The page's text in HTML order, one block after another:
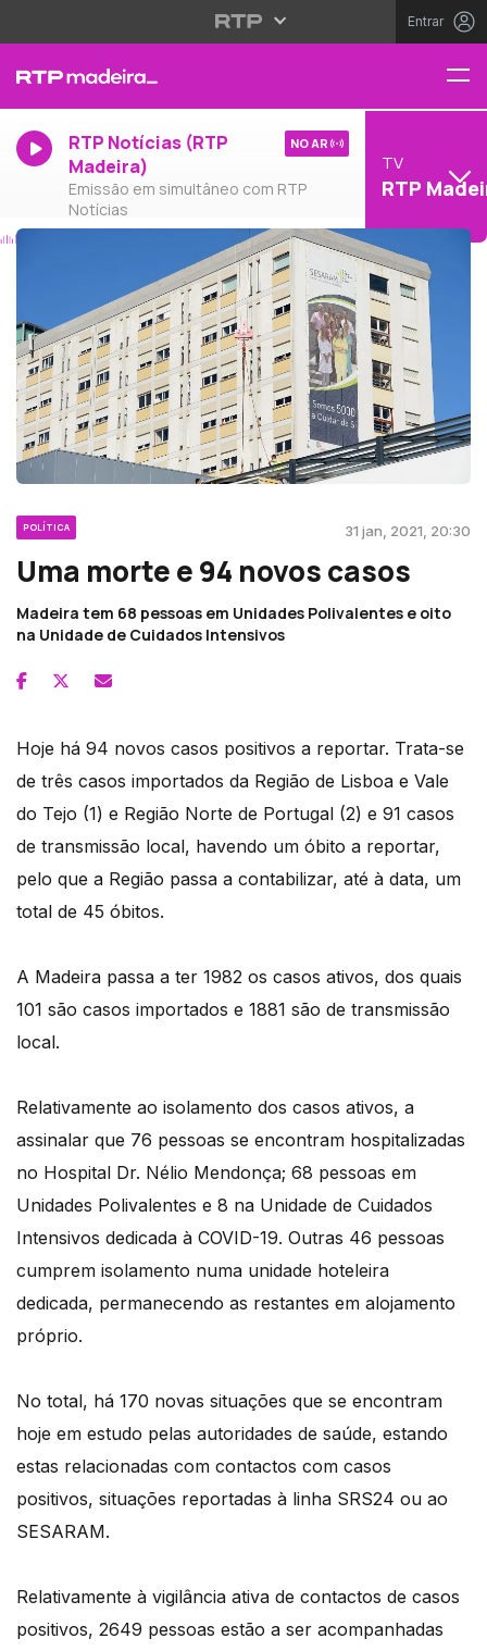
Entrar
RTP Notícias (RTP
Madeira)
Emissão em simultâneo com RTP
Notícias
NO AR
TV
RTP
POLÍTICA 31 jan, 2021, 20:30
Uma morte e 94 novos casos
Madeira tem 68 pessoas em Unidades Polivalentes e oito
na Unidade de Cuidados Intensivos
Hoje há 94 novos casos positivos a reportar. Trata-se
de três casos importados da Região de Lisboa e Vale
do Tejo (1) e Região Norte de Portugal (2) e 91 casos
de transmissão local, havendo um óbito a reportar,
pelo que a Região passa a contabilizar, até à data, um
total de 45 óbitos.
A Madeira passa a ter 1982 os casos ativos, dos quais
101 são casos importados e 1881 são de transmissão
local.
Relativamente ao isolamento dos casos ativos, a
assinalar que 76 pessoas se encontram hospitalizadas
no Hospital Dr. Nélio Mendonça; 68 pessoas em
Unidades Polivalentes e 8 na Unidade de Cuidados
Intensivos dedicada à COVID-19. Outras 46 pessoas
cumprem isolamento numa unidade hoteleira
dedicada, permanecendo as restantes em alojamento
próprio.
No total, há 170 novas situações que se encontram
hoje em estudo pelas autoridades de saúde, estando
estas relacionadas com contactos com casos
positivos, situações reportadas à linha SRS24 ou ao
SESARAM.
Relativamente à vigilância ativa de contactos de casos
positivos, 2649 pessoas estão a ser acompanhadas